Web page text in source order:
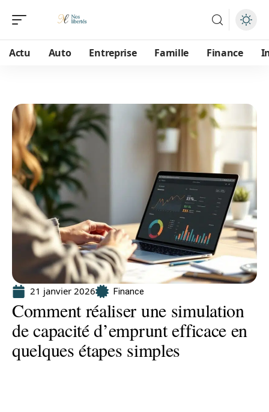
Actu Auto Entreprise Famille Finance
21 janvier 2026 Finance
Comment réaliser une simulation
de capacité d’emprunt efficace en
quelques étapes simples